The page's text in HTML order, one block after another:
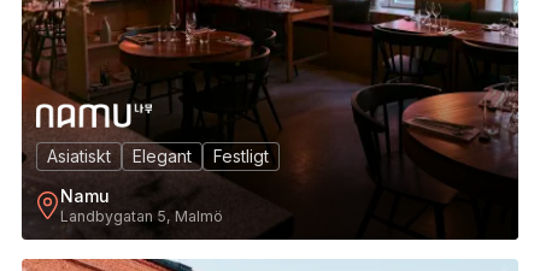
Asiatiskt Elegant
Festligt
Namu
Landbygatan 5, Malmö